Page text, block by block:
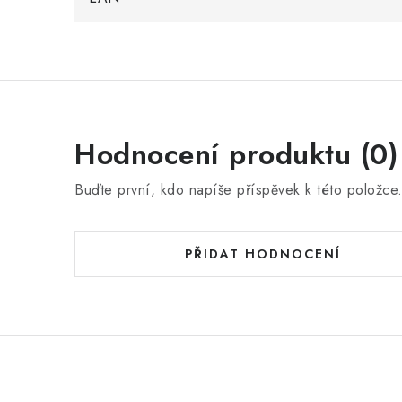
Hodnocení produktu (0)
Buďte první, kdo napíše příspěvek k této položce.
PŘIDAT HODNOCENÍ